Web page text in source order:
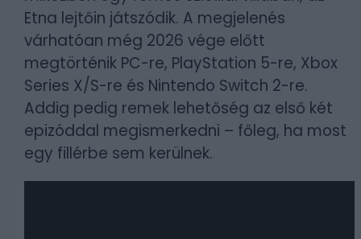
Etna lejtőin játszódik. A megjelenés
várhatóan még 2026 vége előtt
megtörténik PC-re, PlayStation 5-re, Xbox
Series X/S-re és Nintendo Switch 2-re.
Addig pedig remek lehetőség az első két
epizóddal megismerkedni – főleg, ha most
egy fillérbe sem kerülnek.